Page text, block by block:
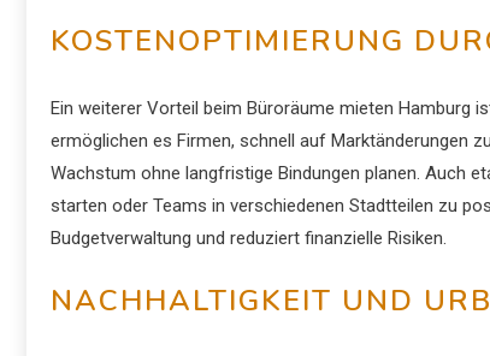
KOSTENOPTIMIERUNG
Ein weiterer Vorteil beim Büroräume mieten Hamburg
ermöglichen es Firmen, schnell auf Marktänderungen
Wachstum ohne langfristige Bindungen planen. Auch
starten oder Teams in verschiedenen Stadtteilen zu
Budgetverwaltung und reduziert finanzielle Risiken.
NACHHALTIGKEIT UND